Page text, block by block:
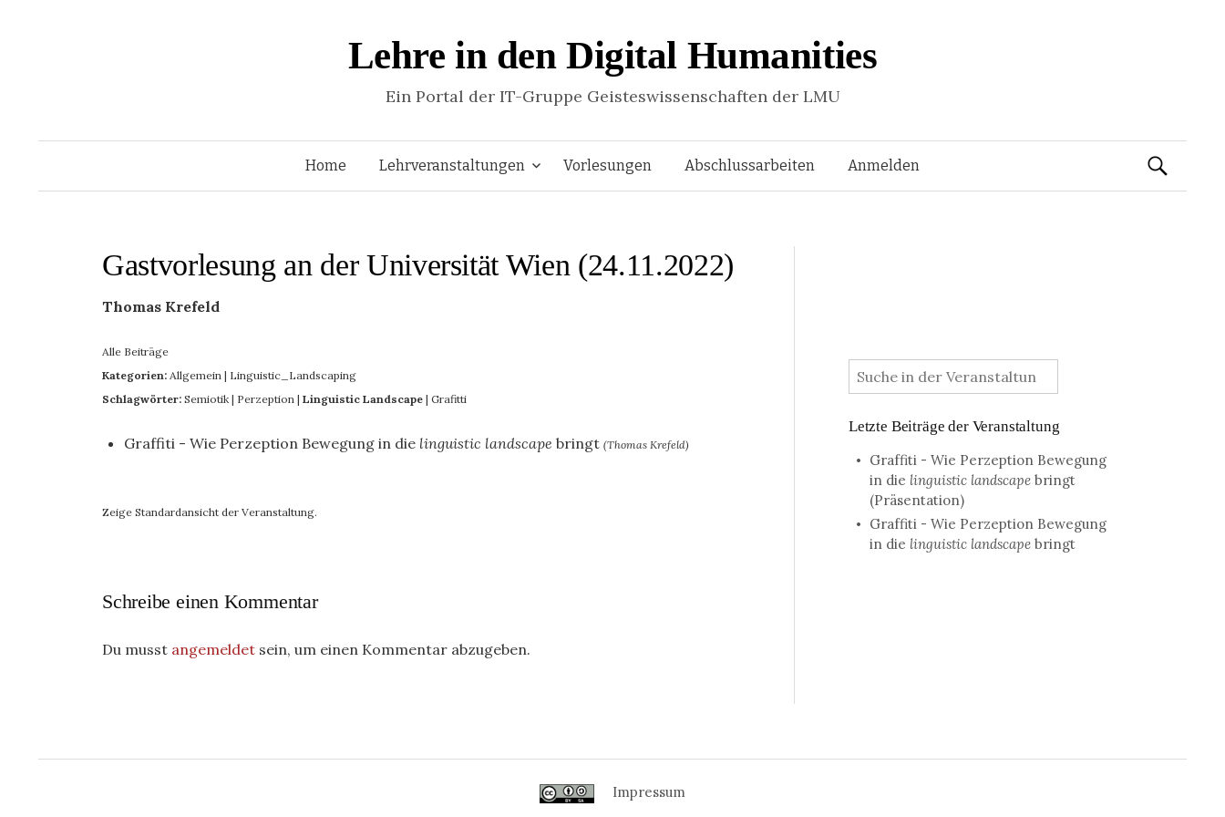
Lehre in den Digital Humanities
Ein Portal der IT-Gruppe Geisteswissenschaften der LMU
Springe
Inhalt
Home Lehrveranstaltungen Vorlesungen Abschlussarbeiten Anmelden Suchen
Gastvorlesung an der Universität Wien (24.11.2022)
Thomas Krefeld
Alle Beiträge
Kategorien: Allgemein | Linguistic_Landscaping
Schlagwörter: Semiotik | Perzeption | Linguistic Landscape | Grafitti
Graffiti - Wie Perzeption Bewegung in die linguistic landscape bringt (Thomas Krefeld)
Zeige Standardansicht der Veranstaltung.
Schreibe einen Kommentar
Du musst angemeldet sein, um einen Kommentar abzugeben.
:
Letzte Beiträge der Veranstaltung
Graffiti - Wie Perzeption Bewegung
in die linguistic landscapebringt
(Präsentation)
Graffiti - Wie Perzeption Bewegung
in die linguistic landscapebringt
Impressum